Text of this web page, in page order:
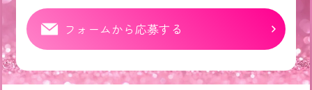
フォームから応募する